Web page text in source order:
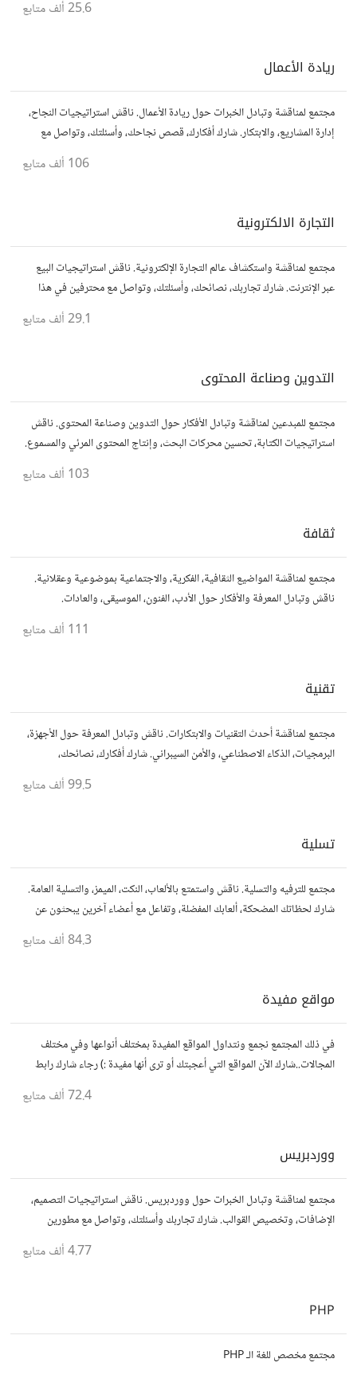
25.6 ألف متابع
ريادة الأعمال
مجتمع لمناقشة وتبادل الخبرات حول ريادة الأعمال. ناقش استراتيجيات النجاح،
إدارة المشاريع، والابتكار. شارك أفكارك، قصص نجاحك، وأسئلتك، وتواصل مع
106 ألف متابع
التجارة الالكترونية
مجتمع لمناقشة واستكشاف عالم التجارة الإلكترونية. ناقش استراتيجيات البيع
عبر الإنترنت. شارك تجاربك، نصائحك، وأسئلتك، وتواصل مع محترفين في هذا
29.1 ألف متابع
التدوين وصناعة المحتوى
مجتمع للمبدعين لمناقشة وتبادل الأفكار حول التدوين وصناعة المحتوى. ناقش
استراتيجيات الكتابة، تحسين محركات البحث، وإنتاج المحتوى المرئي والمسموع.
103 ألف متابع
ثقافة
مجتمع لمناقشة المواضيع الثقافية، الفكرية، والاجتماعية بموضوعية وعقلانية.
ناقش وتبادل المعرفة والأفكار حول الأدب، الفنون، الموسيقى، والعادات.
111 ألف متابع
تقنية
مجتمع لمناقشة أحدث التقنيات والابتكارات. ناقش وتبادل المعرفة حول الأجهزة،
البرمجيات، الذكاء الاصطناعي، والأمن السيبراني. شارك أفكارك، نصائحك،
99.5 ألف متابع
تسلية
مجتمع للترفيه والتسلية. ناقش واستمتع بالألعاب، النكت، الميمز، والتسلية العامة.
شارك لحظاتك المضحكة، ألعابك المفضلة، وتفاعل مع أعضاء آخرين يبحثون عن
84.3 ألف متابع
مواقع مفيدة
في ذلك المجتمع نجمع ونتداول المواقع المفيدة بمختلف أنواعها وفي مختلف
المجالات..شارك الآن المواقع التي أعجبتك أو ترى أنها مفيدة :) رجاء شارك رابط
72.4 ألف متابع
ووردبريس
مجتمع لمناقشة وتبادل الخبرات حول ووردبريس. ناقش استراتيجيات التصميم،
الإضافات، وتخصيص القوالب. شارك تجاربك وأسئلتك، وتواصل مع مطورين
4.77 ألف متابع
PHP
مجتمع مخصص للغة الـ PHP